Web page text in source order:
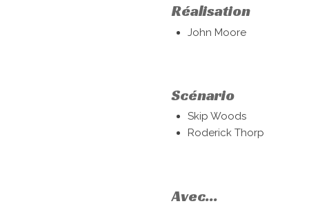
Réalisation
John Moore
Scénario
Skip Woods
Roderick Thorp
Avec...